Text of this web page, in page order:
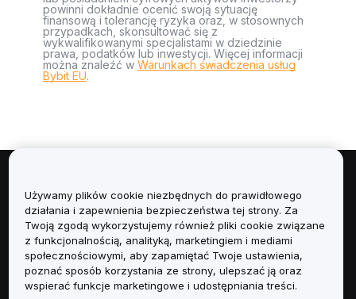
powinni dokładnie ocenić swoją sytuację
finansową i tolerancję ryzyka oraz, w stosownych
przypadkach, skonsultować się z
wykwalifikowanymi specjalistami w dziedzinie
prawa, podatków lub inwestycji. Więcej informacji
można znaleźć w Warunkach świadczenia usług
Bybit EU.
Informacje
Usługi
Obsługa Klienta
Używamy plików cookie niezbędnych do prawidłowego
działania i zapewnienia bezpieczeństwa tej strony. Za
Twoją zgodą wykorzystujemy również pliki cookie związane
z funkcjonalnością, analityką, marketingiem i mediami
społecznościowymi, aby zapamiętać Twoje ustawienia,
poznać sposób korzystania ze strony, ulepszać ją oraz
wspierać funkcje marketingowe i udostępniania treści.